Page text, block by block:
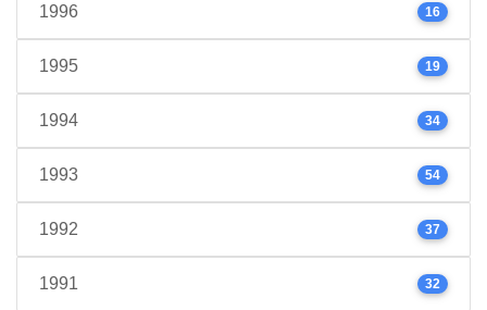
1996 16
1995 19
1994 34
1993 54
1992 37
1991 32